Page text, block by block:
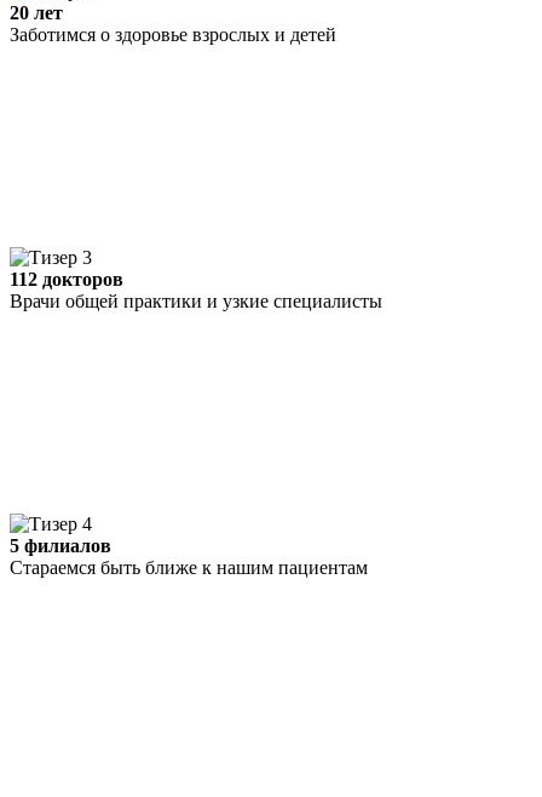
20 лет
Заботимся о здоровье взрослых и детей
112 докторов
Врачи общей практики и узкие специалисты
5 филиалов
Стараемся быть ближе к нашим пациентам